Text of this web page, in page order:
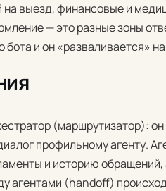
на выезд, финансовые и
— это разные зоны
бота и он «разваливается»
(маршрутизатор):
профильному агенту.
и историю
агентами (handoff)